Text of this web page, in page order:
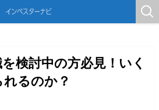
検討中の方必見！いく
るのか？